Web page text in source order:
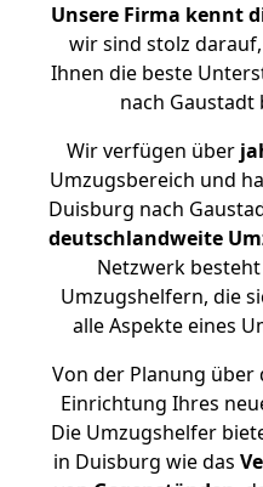
Unsere Firma kennt
wir sind stolz
Ihnen die beste
nach Gaustadt
Wir verfügen über
Umzugsbereich und
Duisburg nach
deutschlandweite
Netzwerk
Umzugshelfern, die
alle Aspekte eines
Von der Planung
Einrichtung Ihres
Die Umzugshelfer
in Duisburg wie das